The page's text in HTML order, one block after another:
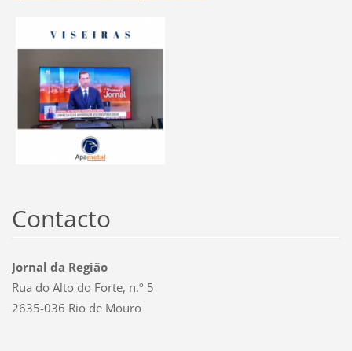
Contacto
Jornal da Região
Rua do Alto do Forte, n.º 5
2635-036 Rio de Mouro